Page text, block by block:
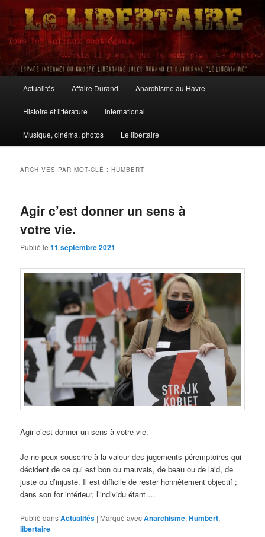
Aller
contenu
principal
Aller
contenu
secondaire
Le Libertaire
principal
Actualités Affaire Durand Anarchisme au Havre
Histoire et littérature International
Musique, cinéma, photos Le libertaire
ARCHIVES PAR MOT-CLÉ :HUMBERT
Agir c’est donner un sens à
votre vie.
Publié le11 septembre 2021
Agir c’est donner un sens à votre vie.
Je ne peux souscrire à la valeur des jugements péremptoires qui
décident de ce qui est bon ou mauvais, de beau ou de laid, de
juste ou d’injuste. Il est difficile de rester honnêtement objectif ;
dans son for intérieur, l’individu étant …
Publié dansActualités | Marqué avecAnarchisme,Humbert,
libertaire